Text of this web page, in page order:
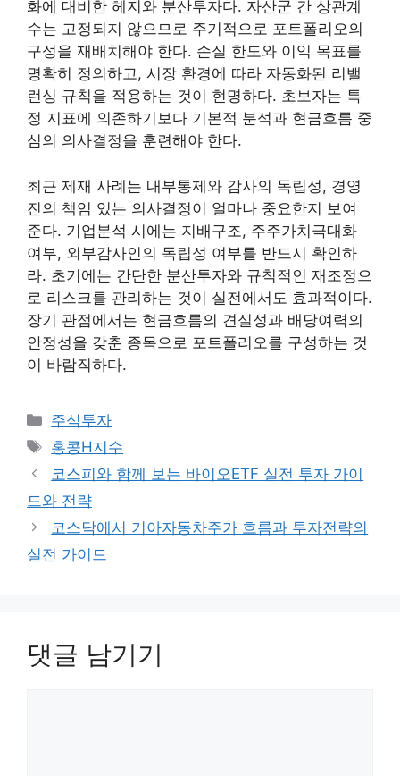
화에 대비한 헤지와 분산투자다. 자산군 간 상관계
수는 고정되지 않으므로 주기적으로 포트폴리오의
구성을 재배치해야 한다. 손실 한도와 이익 목표를
명확히 정의하고, 시장 환경에 따라 자동화된 리밸
런싱 규칙을 적용하는 것이 현명하다. 초보자는 특
정 지표에 의존하기보다 기본적 분석과 현금흐름 중
심의 의사결정을 훈련해야 한다.
최근 제재 사례는 내부통제와 감사의 독립성, 경영
진의 책임 있는 의사결정이 얼마나 중요한지 보여
준다. 기업분석 시에는 지배구조, 주주가치극대화
여부, 외부감사인의 독립성 여부를 반드시 확인하
라. 초기에는 간단한 분산투자와 규칙적인 재조정으
로 리스크를 관리하는 것이 실전에서도 효과적이다.
장기 관점에서는 현금흐름의 견실성과 배당여력의
안정성을 갖춘 종목으로 포트폴리오를 구성하는 것
이 바람직하다.
카
테
고
리
주식투자
태
그
홍콩H지수
코스피와 함께 보는 바이오ETF 실전 투자 가이
드와 전략
코스닥에서 기아자동차주가 흐름과 투자전략의
실전 가이드
댓글 남기기